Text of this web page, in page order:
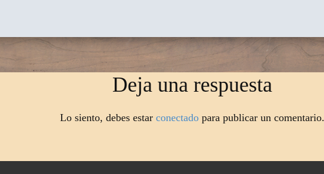
Deja una respuesta
Lo siento, debes estar conectado para publicar un comentario.